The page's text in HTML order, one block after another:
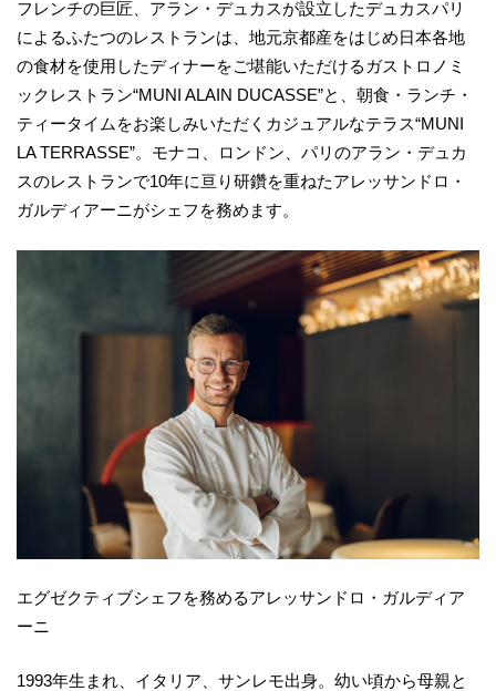
フレンチの巨匠、アラン・デュカスが設立したデュカスパリ
によるふたつのレストランは、地元京都産をはじめ日本各地
の食材を使用したディナーをご堪能いただけるガストロノミ
ックレストラン“MUNI ALAIN DUCASSE”と、朝食・ランチ・
ティータイムをお楽しみいただくカジュアルなテラス“MUNI
LA TERRASSE”。モナコ、ロンドン、パリのアラン・デュカ
スのレストランで10年に亘り研鑽を重ねたアレッサンドロ・
ガルディアーニがシェフを務めます。
エグゼクティブシェフを務めるアレッサンドロ・ガルディア
ーニ
1993年生まれ、イタリア、サンレモ出身。幼い頃から母親と